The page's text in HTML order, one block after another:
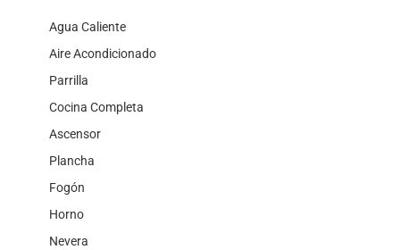
Agua Caliente
Aire Acondicionado
Parrilla
Cocina Completa
Ascensor
Plancha
Fogón
Horno
Nevera